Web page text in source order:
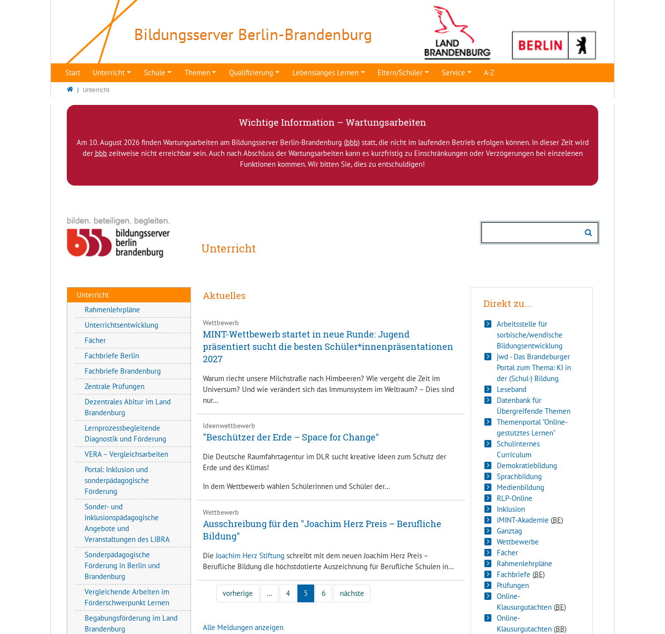
Bildungsserver Berlin-Brandenburg
Start Unterricht Schule Themen Qualifizierung Lebenslanges Lernen Eltern/Schüler Service A-Z
Bildungsserver Berlin - Brandenburg
Unterricht
Wichtige Information – Wartungsarbeiten
Am 10. August 2026 finden Wartungsarbeiten am Bildungsserver Berlin-Brandenburg (bbb) statt, die nicht im laufenden Betrieb erfolgen können. In dieser Zeit wird
der bbbzeitweise nicht erreichbar sein. Auch nach Abschluss der Wartungsarbeiten kann es kurzfristig zu Einschränkungen oder Verzögerungen bei einzelenen
Funktionen kommen. Wir bitten Sie, dies zu entschuldigen!
Unterricht
Aktuelles
Wettbewerb
MINT-Wettbewerb startet in neue Runde: Jugend
präsentiert sucht die besten Schüler*innenpräsentationen
2027
Warum riecht unsere Milchstraße nach Himbeeren? Wie vergeht die Zeit im
Universum? Und wie verändert sich das Immunsystem im Weltraum? – Dies sind
nur…
Ideenwettbewerb
"Beschützer der Erde – Space for Change"
Die Deutsche Raumfahrtagentur im DLR sucht kreative Ideen zum Schutz der
Erde und des Klimas!
In dem Wettbewerb wählen Schülerinnen und Schüler der…
Wettbewerb
Ausschreibung für den "Joachim Herz Preis – Berufliche
Bildung"
DieJoachim Herz Stiftung schreibt mit dem neuen Joachim Herz Preis –
Berufliche Bildung die höchstdotierte Auszeichnung für Berufliche Schulen in…
vorherige … 4 5 6 nächste
Alle Meldungen anzeigen
Direkt zu...
Arbeitsstelle für
sorbische/wendische
Bildungsentwicklung
jwd - Das Brandeburger
Portal zum Thema: KI in
der (Schul-) Bildung
Leseband
Datenbank für
Übergreifende Themen
Themenportal "Online-
gestütztes Lernen"
Schulinternes
Curriculum
Demokratiebildung
Sprachbildung
Medienbildung
RLP-Online
Inklusion
iMINT-Akademie (BE)
Ganztag
Wettbewerbe
Fächer
Rahmenlehrpläne
Fachbriefe (BE)
Prüfungen
Online-
Klausurgutachten (BE)
Online-
Klausurgutachten (BB)
Unterricht
Rahmenlehrpläne
Unterrichtsentwicklung
Fächer
Fachbriefe Berlin
Fachbriefe Brandenburg
Zentrale Prüfungen
Dezentrales Abitur im Land
Brandenburg
Lernprozessbegleitende
Diagnostik und Förderung
VERA – Vergleichsarbeiten
Portal: Inklusion und
sonderpädagogische
Förderung
Sonder- und
inklusionspädagogische
Angebote und
Veranstaltungen des LIBRA
Sonderpädagogische
Förderung in Berlin und
Brandenburg
Vergleichende Arbeiten im
Förderschwerpunkt Lernen
Begabungsförderung im Land
Brandenburg